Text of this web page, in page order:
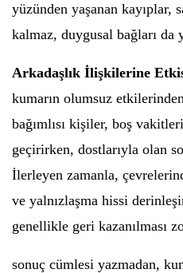
yüzünden yaşanan kayıplar,
kalmaz, duygusal bağları da
Arkadaşlık İlişkilerine
kumarın olumsuz
bağımlısı kişiler, boş
geçirirken, dostlarıyla olan
İlerleyen zamanla,
ve yalnızlaşma hissi
genellikle geri kazanılması
sonuç cümlesi yazmadan,